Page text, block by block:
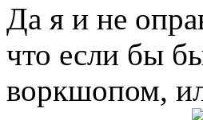
Да я и не
что если бы
воркшопом,